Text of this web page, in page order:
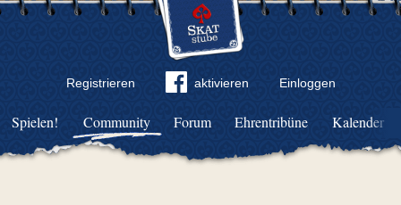
Registrieren aktivieren Einloggen
Community Forum Ehrentribüne Kalender
Spielen!